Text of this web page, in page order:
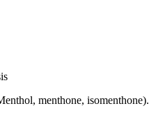
menthone, isomenthone).